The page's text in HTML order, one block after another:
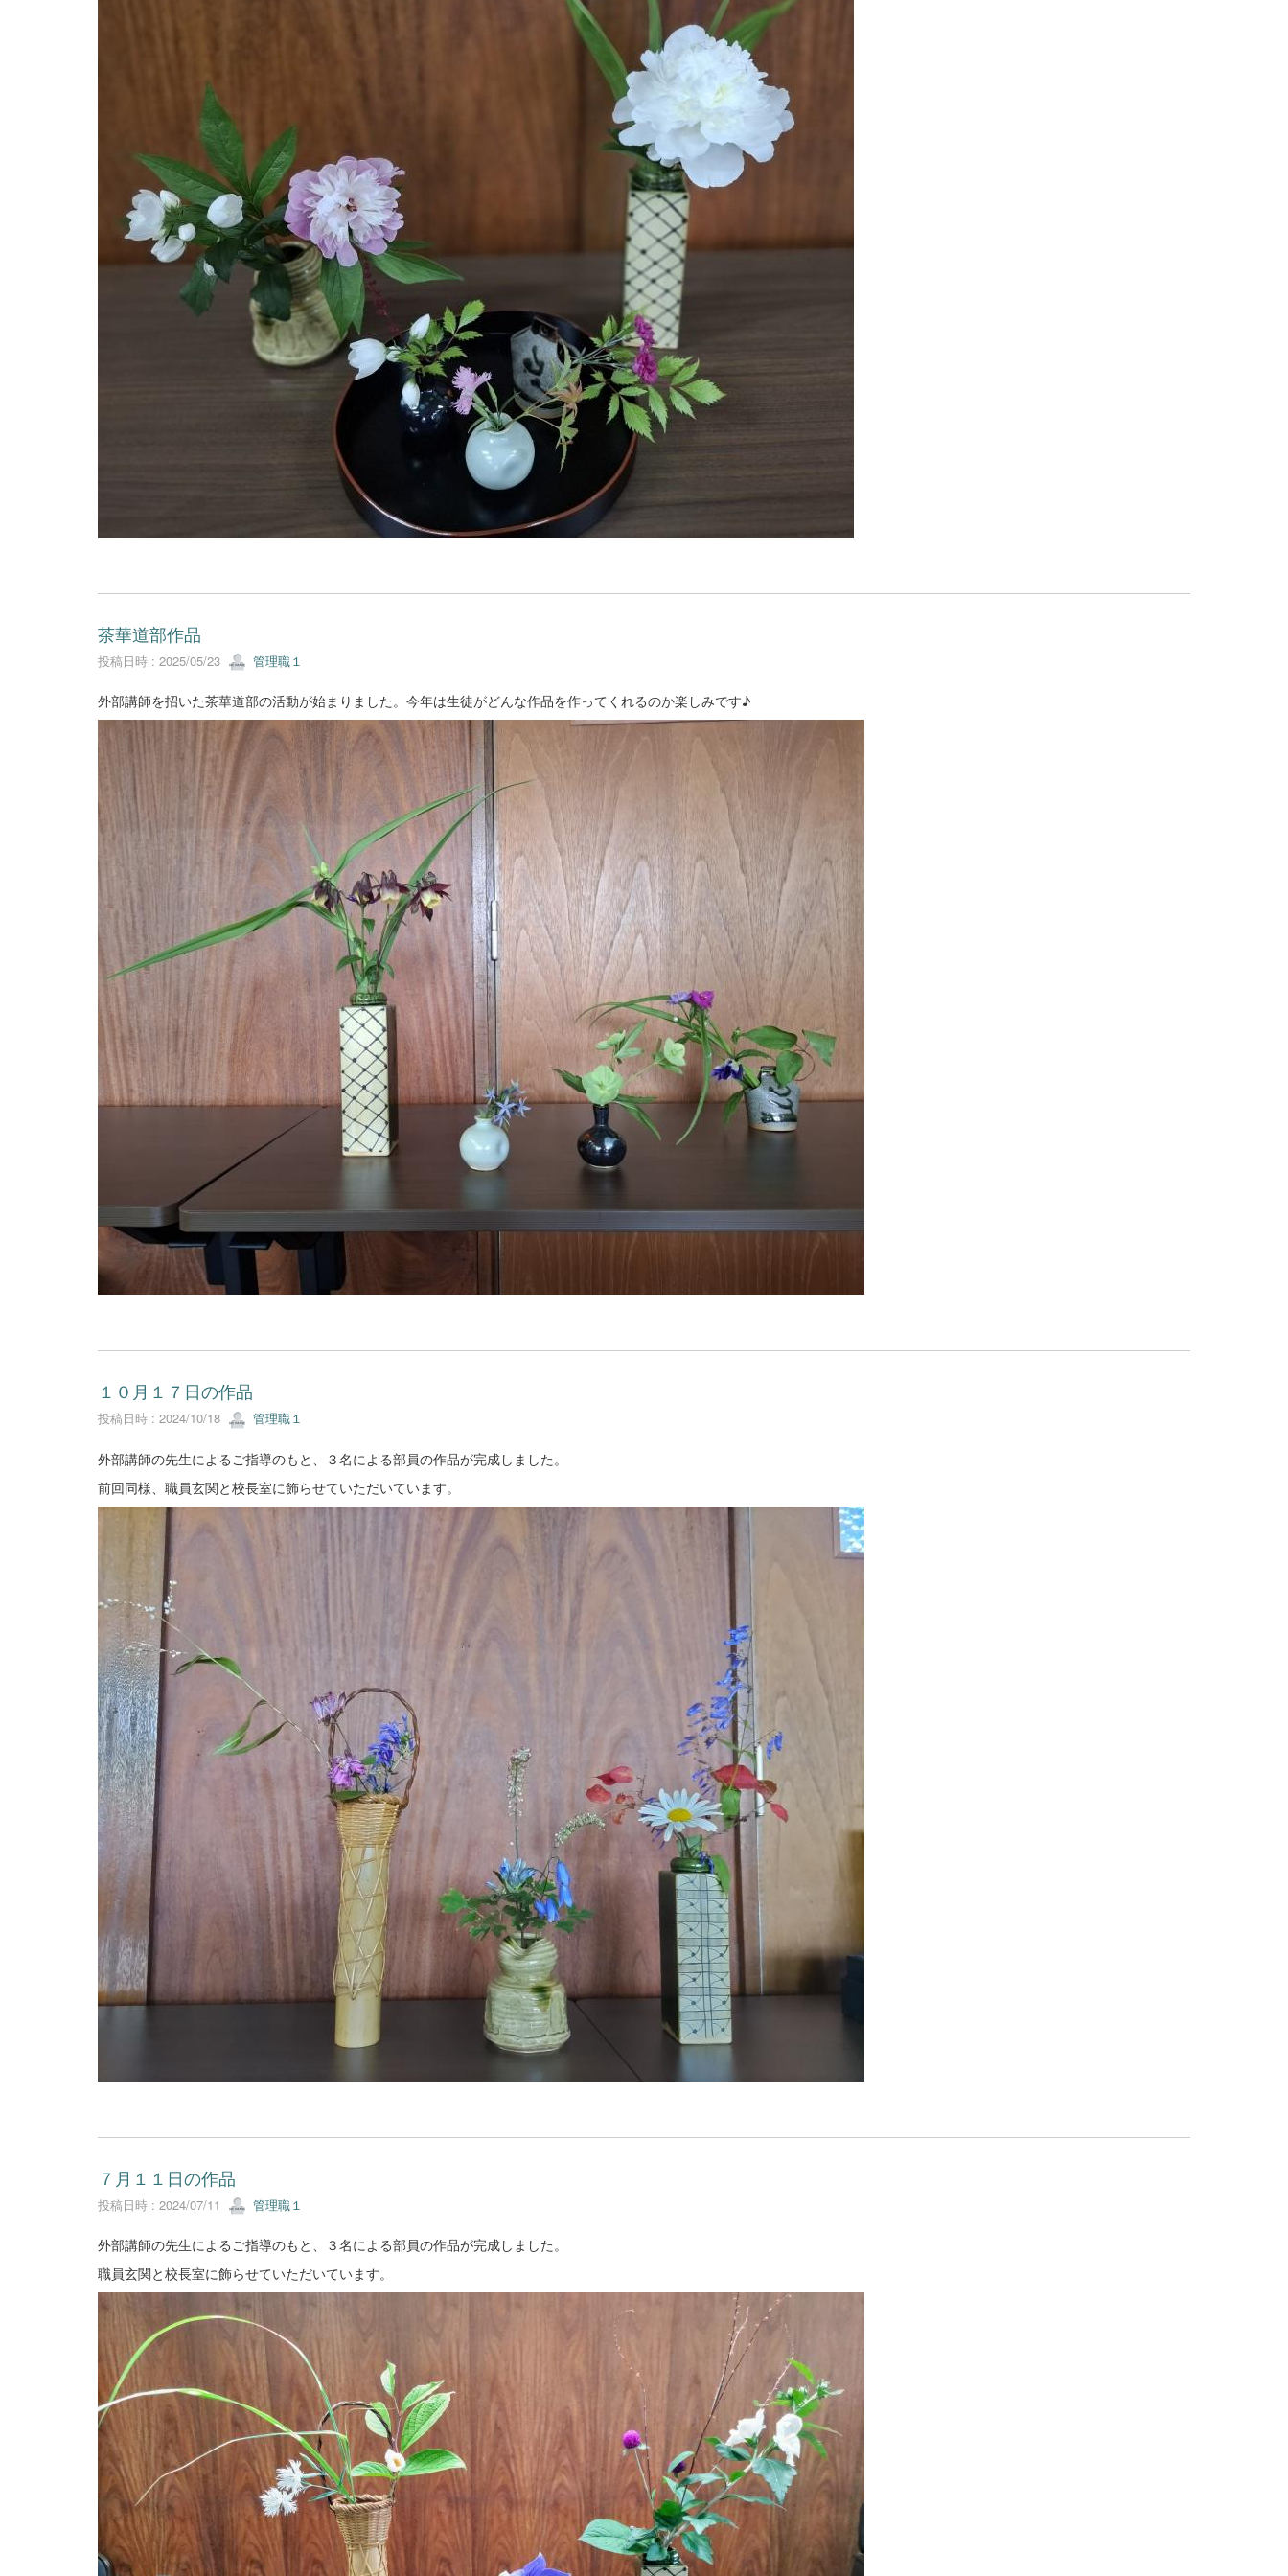
茶華道部作品
投稿日時 : 2025/05/23 管理職１
外部講師を招いた茶華道部の活動が始まりました。今年は生徒がどんな作品を作ってくれるのか楽しみです♪
１０月１７日の作品
投稿日時 : 2024/10/18 管理職１
外部講師の先生によるご指導のもと、３名による部員の作品が完成しました。
前回同様、職員玄関と校長室に飾らせていただいています。
７月１１日の作品
投稿日時 : 2024/07/11 管理職１
外部講師の先生によるご指導のもと、３名による部員の作品が完成しました。
職員玄関と校長室に飾らせていただいています。